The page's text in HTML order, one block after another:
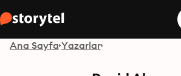
Ana Sayfa Yazarlar